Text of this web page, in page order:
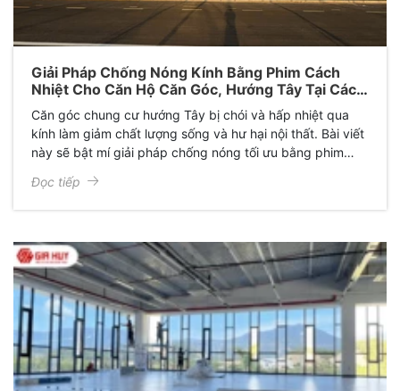
Giải Pháp Chống Nóng Kính Bằng Phim Cách
Nhiệt Cho Căn Hộ Căn Góc, Hướng Tây Tại Các
Khu Đô Thị Lớn
Căn góc chung cư hướng Tây bị chói và hấp nhiệt qua
kính làm giảm chất lượng sống và hư hại nội thất. Bài viết
này sẽ bật mí giải pháp chống nóng tối ưu bằng phim
tia UV, hạ nhiệt sâu từ 3-7 độ C mà không lo bị hiệu ứng
gương ban đêm.
Đọc tiếp